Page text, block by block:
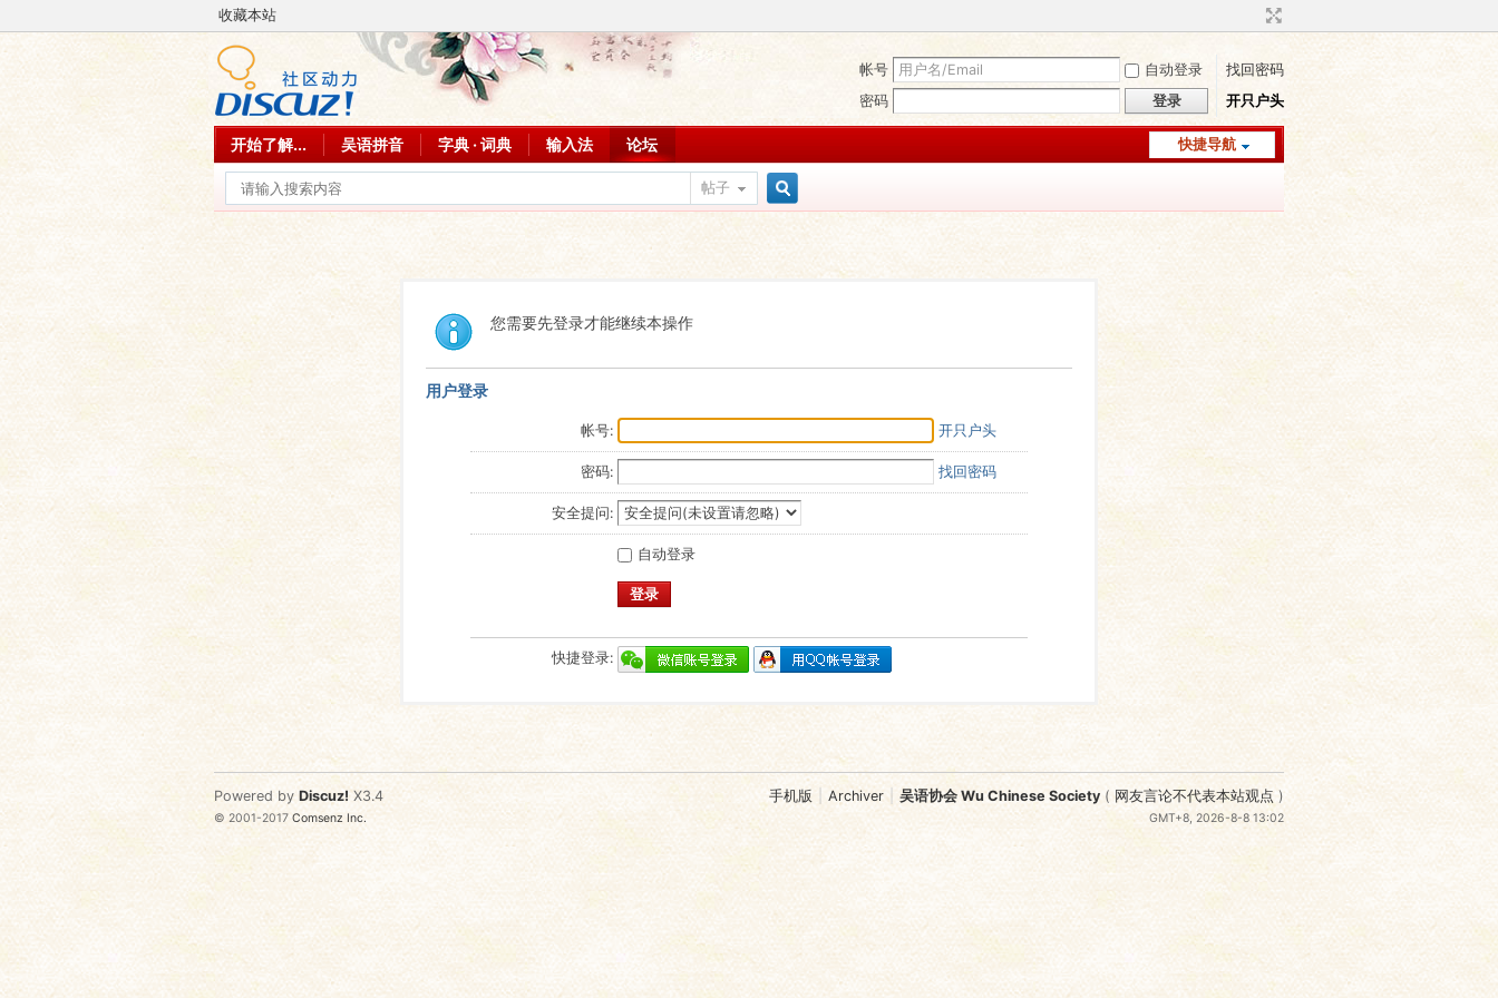
收藏本站
帐号 自动登录
找回密码
密码
登录 开只户头
快捷导航
开始了解... 吴语拼音 字典 · 词典 输入法 论坛
帖子
您需要先登录才能继续本操作
用户登录
帐号: 开只户头
密码: 找回密码
安全提问:
自动登录
登录
快捷登录:
手机版 Archiver 吴语协会 Wu Chinese Society ( 网友言论不代表本站观点 )
GMT+8, 2026-8-8 13:02
Powered by Discuz! X3.4
© 2001-2017Comsenz Inc.